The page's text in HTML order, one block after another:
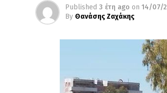
Published 3 έτη ago on 14/07/
By Θανάσης Ζαχάκης